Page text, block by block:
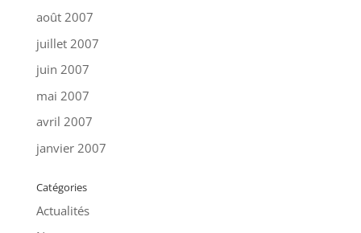
août 2007
juillet 2007
juin 2007
mai 2007
avril 2007
janvier 2007
Catégories
Actualités